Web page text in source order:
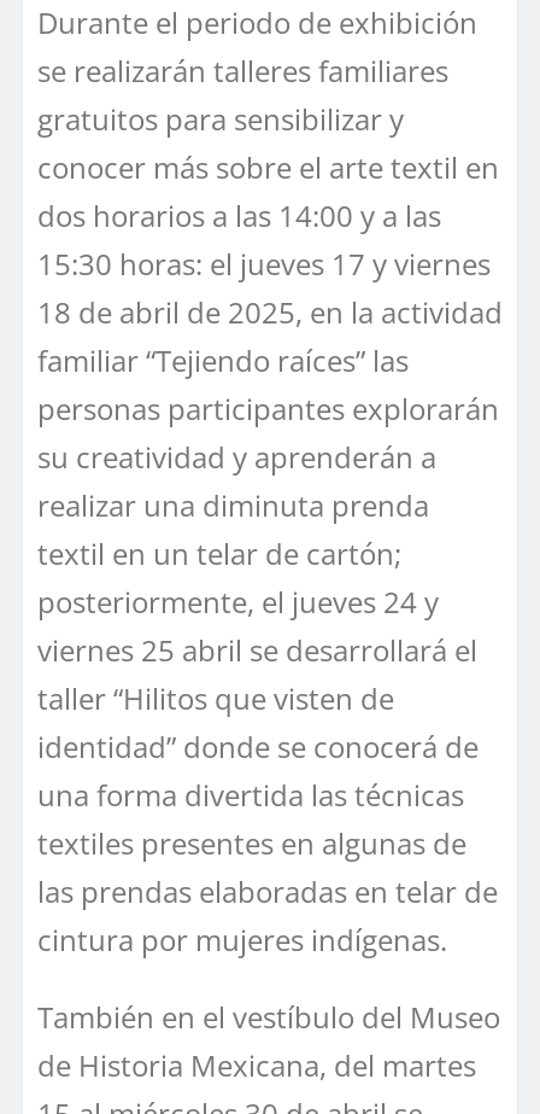
Durante el periodo de exhibición
se realizarán talleres familiares
gratuitos para sensibilizar y
conocer más sobre el arte textil en
dos horarios a las 14:00 y a las
15:30 horas: el jueves 17 y viernes
18 de abril de 2025, en la actividad
familiar “Tejiendo raíces” las
personas participantes explorarán
su creatividad y aprenderán a
realizar una diminuta prenda
textil en un telar de cartón;
posteriormente, el jueves 24 y
viernes 25 abril se desarrollará el
taller “Hilitos que visten de
identidad” donde se conocerá de
una forma divertida las técnicas
textiles presentes en algunas de
las prendas elaboradas en telar de
cintura por mujeres indígenas.
También en el vestíbulo del Museo
de Historia Mexicana, del martes